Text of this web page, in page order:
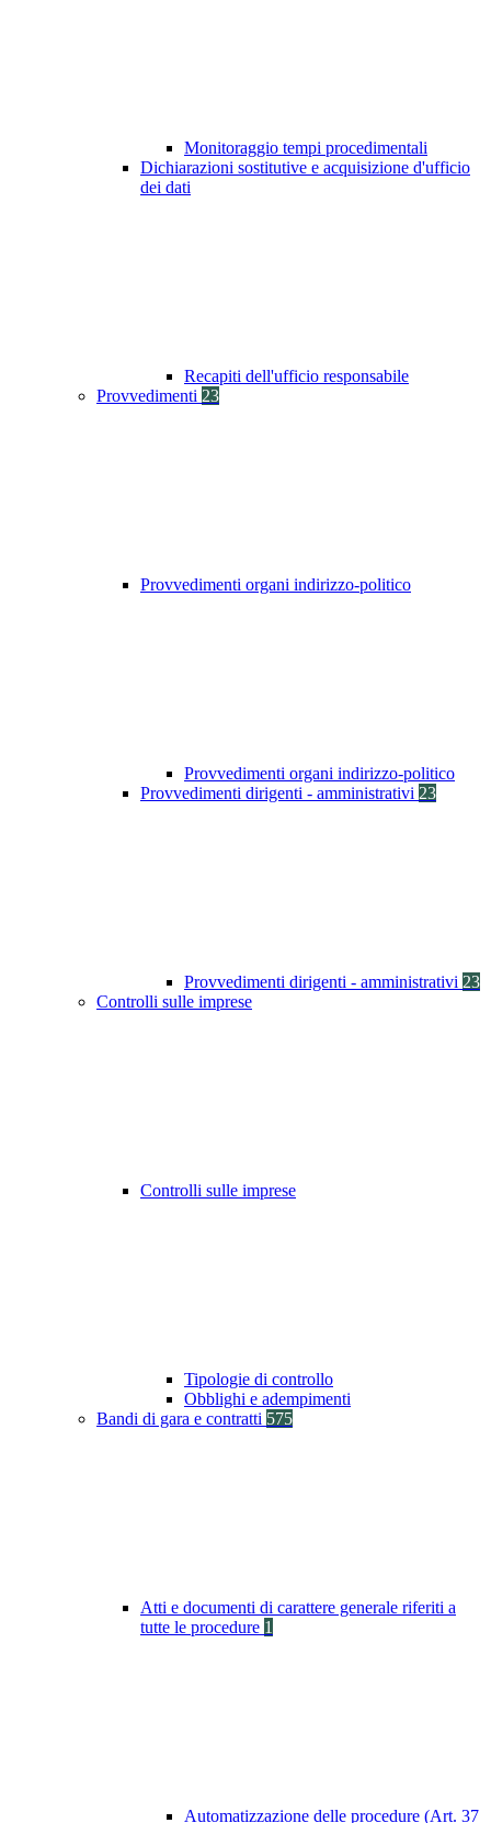
Monitoraggio tempi procedimentali
Dichiarazioni sostitutive e acquisizione d'ufficio
dei dati
Recapiti dell'ufficio responsabile
Provvedimenti 23
Provvedimenti organi indirizzo-politico
Provvedimenti organi indirizzo-politico
Provvedimenti dirigenti - amministrativi 23
Provvedimenti dirigenti - amministrativi 23
Controlli sulle imprese
Controlli sulle imprese
Tipologie di controllo
Obblighi e adempimenti
Bandi di gara e contratti 575
Atti e documenti di carattere generale riferiti a
tutte le procedure 1
Automatizzazione delle procedure (Art. 37